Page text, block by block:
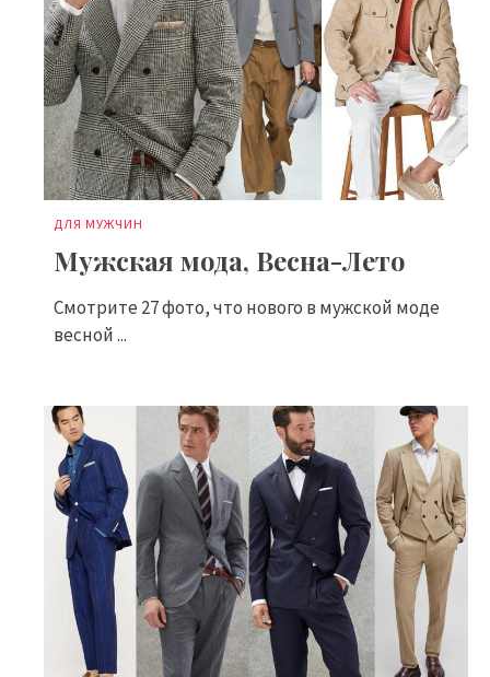
ДЛЯ МУЖЧИН
Мужская мода, Весна-Лето
Смотрите 27 фото, что нового в мужской моде
весной ...